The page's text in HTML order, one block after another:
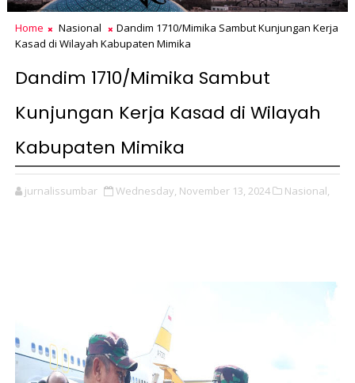
Home Nasional
Dandim 1710/Mimika Sambut Kunjungan Kerja
Kasad di Wilayah Kabupaten Mimika
Dandim 1710/Mimika Sambut
Kunjungan Kerja Kasad di Wilayah
Kabupaten Mimika
jurnalissumbar Wednesday, November 13, 2024 Nasional,